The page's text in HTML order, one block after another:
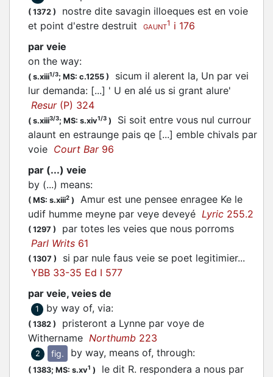
( 1372 )
nostre dite savagin illoeques est en voie
et point d'estre destruit
GAUNT1 i 176
par veie
on the way:
( s.xiii1/3; MS: c.1255 )
sicum il alerent la, Un par vei
lur demanda: [...] ' U en alé us si grant alure'
Resur(P) 324
( s.xiii3/3; MS: s.xiv1/3 )
Si soit entre vous nul currour
alaunt en estraunge pais qe [...] emble chivals par
voie Court Bar96
par (...) veie
by (...) means:
( MS: s.xiii2 )
Amur est une pensee enragee Ke le
udif humme meyne par veye deveyé Lyric 255.2
( 1297 )
par totes les veies que nous porroms
Parl Writs 61
( 1307 )
si par nule faus veie se poet legitimier...
YBB 33-35 Ed I 577
par veie, veies de
1 by way of, via:
( 1382 )
pristeront a Lynne par voye de
Withername Northumb 223
2 fig. by way, means of, through:
( 1383; MS: s.xv1 )
le dit R. respondera a nous par